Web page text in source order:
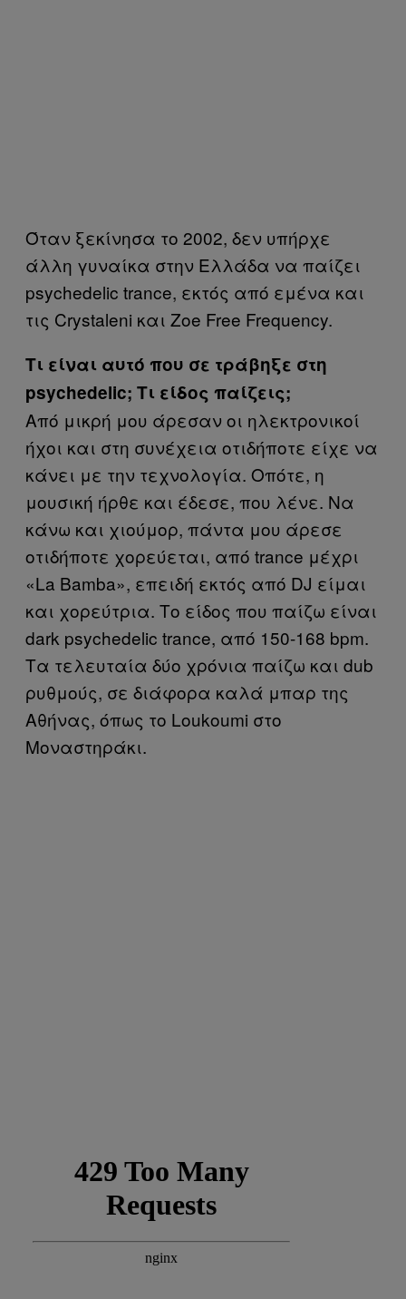
Όταν ξεκίνησα το 2002, δεν υπήρχε
άλλη γυναίκα στην Ελλάδα να παίζει
psychedelic trance, εκτός από εμένα και
τις Crystaleni και Zoe Free Frequency.
Τι είναι αυτό που σε τράβηξε στη
psychedelic; Τι είδος παίζεις;
Από μικρή μου άρεσαν οι ηλεκτρονικοί
ήχοι και στη συνέχεια οτιδήποτε είχε να
κάνει με την τεχνολογία. Οπότε, η
μουσική ήρθε και έδεσε, που λένε. Να
κάνω και χιούμορ, πάντα μου άρεσε
οτιδήποτε χορεύεται, από trance μέχρι
«La Bamba», επειδή εκτός από DJ είμαι
και χορεύτρια. Το είδος που παίζω είναι
dark psychedelic trance, από 150-168 bpm.
Τα τελευταία δύο χρόνια παίζω και dub
ρυθμούς, σε διάφορα καλά μπαρ της
Αθήνας, όπως το Loukoumi στο
Μοναστηράκι.